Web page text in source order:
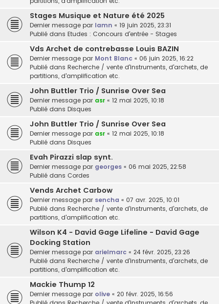
Stages Musique et Nature été 2025
Dernier message par lamn « 19 juin 2025, 23:31
Publié dans Etudes : Concours d'entrée - Stages
Vds Archet de contrebasse Louis BAZIN
Dernier message par Mont Blanc « 06 juin 2025, 16:22
Publié dans Recherche / vente d'instruments, d'archets, de
partitions, d'amplification etc.
John Buttler Trio / Sunrise Over Sea
Dernier message par asr « 12 mai 2025, 10:18
Publié dans Disques
John Buttler Trio / Sunrise Over Sea
Dernier message par asr « 12 mai 2025, 10:18
Publié dans Disques
Evah Pirazzi slap synt.
Dernier message par georges « 06 mai 2025, 22:58
Publié dans Cordes
Vends Archet Carbow
Dernier message par sencha « 07 avr. 2025, 10:01
Publié dans Recherche / vente d'instruments, d'archets, de
partitions, d'amplification etc.
Wilson K4 - David Gage Lifeline - David Gage
Docking Station
Dernier message par arielmarc « 24 févr. 2025, 23:26
Publié dans Recherche / vente d'instruments, d'archets, de
partitions, d'amplification etc.
Mackie Thump 12
Dernier message par olive « 20 févr. 2025, 16:56